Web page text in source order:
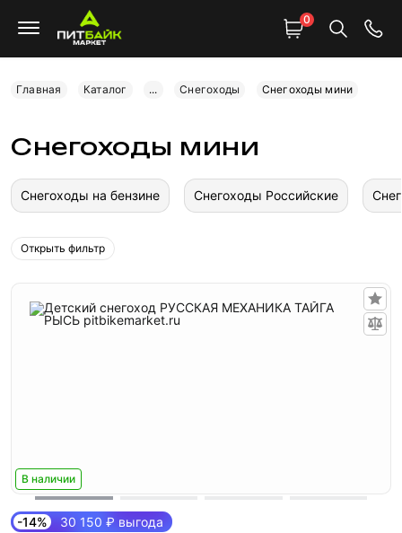
0
Главная Каталог ... Снегоходы Снегоходы мини
Снегоходы мини
Снегоходы на бензине Снегоходы Российские
Открыть фильтр
В наличии
-14% 30 150 ₽ выгода